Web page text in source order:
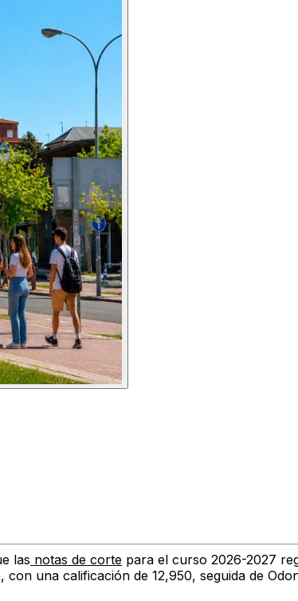
las notas de corte para el curso 2026-2027
una calificación de 12,950, seguida de